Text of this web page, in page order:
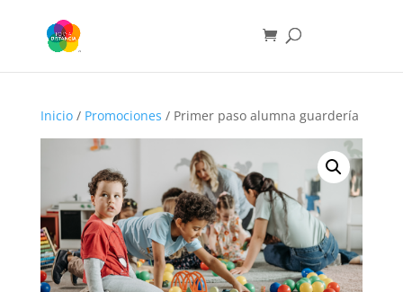
Inicio/ Promociones / Primer paso alumna guardería